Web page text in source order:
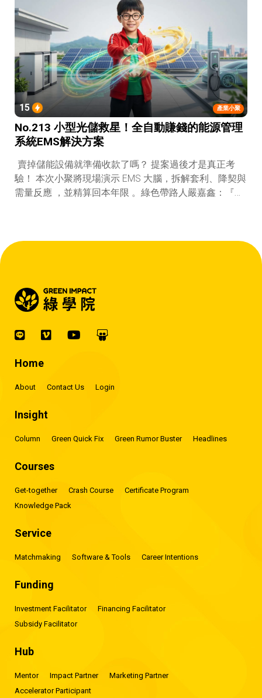
產業小聚
15
No.213 小型光儲救星！全自動賺錢的能源管理
系統EMS解決方案
賣掉儲能設備就準備收款了嗎？ 提案過後才是真正考
驗！ 本次小聚將現場演示 EMS 大腦，拆解套利、降契與
需量反應 ，並精算回本年限 。綠色帶路人嚴嘉鑫：『會
Home
About Contact Us Login
Insight
Column Green Quick Fix Green Rumor Buster Headlines
Courses
Get-together Crash Course
Certificate Program
Knowledge Pack
Service
Matchmaking Software & Tools Career Intentions
Funding
Investment Facilitator
Financing Facilitator
Subsidy Facilitator
Hub
Mentor Impact Partner
Marketing Partner
Accelerator Participant